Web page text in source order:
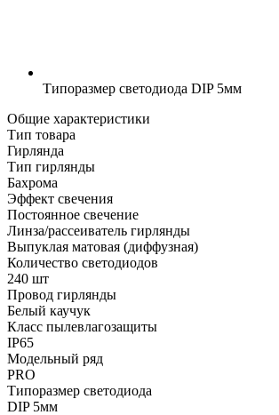
Типоразмер светодиода DIP 5мм
Общие характеристики
Тип товара
Гирлянда
Тип гирлянды
Бахрома
Эффект свечения
Постоянное свечение
Линза/рассеиватель гирлянды
Выпуклая матовая (диффузная)
Количество светодиодов
240 шт
Провод гирлянды
Белый каучук
Класс пылевлагозащиты
IP65
Модельный ряд
PRO
Типоразмер светодиода
DIP 5мм